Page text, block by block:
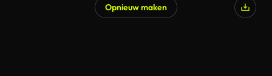
Opnieuw maken